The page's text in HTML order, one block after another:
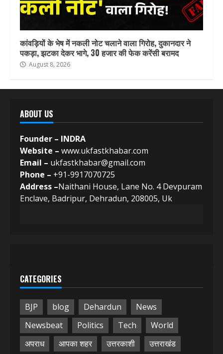
कांवड़ियों के भेष में नकली नोट चलाने वाला गिरोह, दुकानदार ने
पकड़ा, झटका देकर भागे, 30 हजार की फेक करेंसी बरामद
August 8, 2026
ABOUT US
Founder – INDRA
Website – www.ukfastkhabar.com
Email – ukfastkhabar@gmail.com
Phone – +91-9917070725
Address –Naithani House, Lane No. 4 Devpuram
Enclave, Badripur, Dehradun, 208005, Uk
CATEGORIES
BJP blog Dehardun
News
Newsbeat
Politics Tech
World
अपराध
आपका शहर उत्तरकाशी
उत्तराखंड